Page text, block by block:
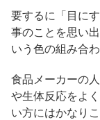
要するに「目に
事のことを思い
いう色の組み合
食品メーカーの
や生体反応をよ
い方にはかなり